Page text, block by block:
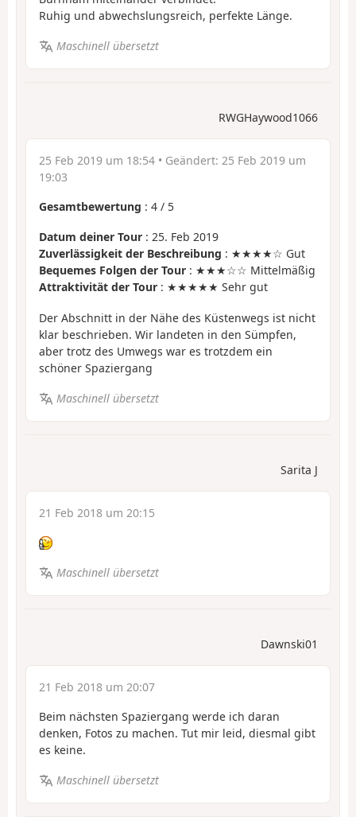
Ruhig und abwechslungsreich, perfekte Länge.
Maschinell übersetzt
RWGHaywood1066
25 Feb 2019 um 18:54 • Geändert: 25 Feb 2019 um
19:03
Gesamtbewertung : 4 / 5
Datum deiner Tour : 25. Feb 2019
Zuverlässigkeit der Beschreibung : ★★★★☆ Gut
Bequemes Folgen der Tour : ★★★☆☆ Mittelmäßig
Attraktivität der Tour : ★★★★★ Sehr gut
Der Abschnitt in der Nähe des Küstenwegs ist nicht
klar beschrieben. Wir landeten in den Sümpfen,
aber trotz des Umwegs war es trotzdem ein
schöner Spaziergang
Maschinell übersetzt
Sarita J
21 Feb 2018 um 20:15
Maschinell übersetzt
Dawnski01
21 Feb 2018 um 20:07
Beim nächsten Spaziergang werde ich daran
denken, Fotos zu machen. Tut mir leid, diesmal gibt
es keine.
Maschinell übersetzt